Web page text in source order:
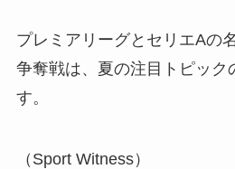
プレミアリーグとセリエAの
争奪戦は、夏の注目トピック
す。
（Sport Witness）